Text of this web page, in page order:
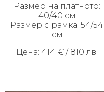
Контакти
За
Как
Размер на платното:
40/40 см
Размер с рамка: 54/54
см
Цена: 414 € / 810 лв.